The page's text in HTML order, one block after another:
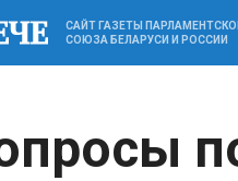
САЙТ ГАЗЕТЫ
СОЮЗА БЕЛАРУСИ И РОССИИ